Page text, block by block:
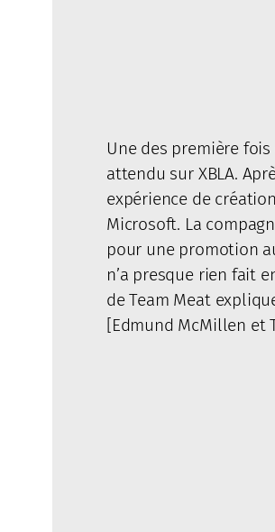
Une des première
attendu sur XBLA.
expérience de
Microsoft. La
pour une promotion
n’a presque rien fait
de Team Meat
[Edmund McMillen et